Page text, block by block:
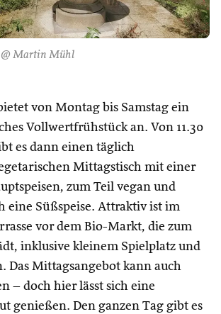
@ Martin Mühl
von Montag bis Samstag ein
Vollwertfrühstück an. Von 11.30
es dann einen täglich
Mittagstisch mit einer
zum Teil vegan und
eine Süßspeise. Attraktiv ist im
vor dem Bio-Markt, die zum
inklusive kleinem Spielplatz und
Das Mittagsangebot kann auch
– doch hier lässt sich eine
genießen. Den ganzen Tag gibt es